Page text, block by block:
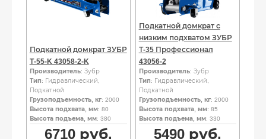
Подкатной домкрат ЗУБР
Т-55-K 43058-2-K
Производитель: Зубр
Тип: Гидравлический,
Подкатной
Грузоподъемность, кг: 2000
Высота подхвата, мм: 80
Высота подъема, мм: 380
6710руб.
Подкатной домкрат с
низким подхватом ЗУБР
Т-35 Профессионал
43056-2
Производитель: Зубр
Тип: Гидравлический,
Подкатной
Грузоподъемность, кг: 2000
Высота подхвата, мм: 85
Высота подъема, мм: 330
5490руб.